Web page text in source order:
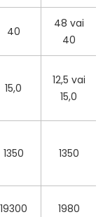
40
48 vai
40
15,0
12,5 vai
15,0
1350 1350
19300 1980